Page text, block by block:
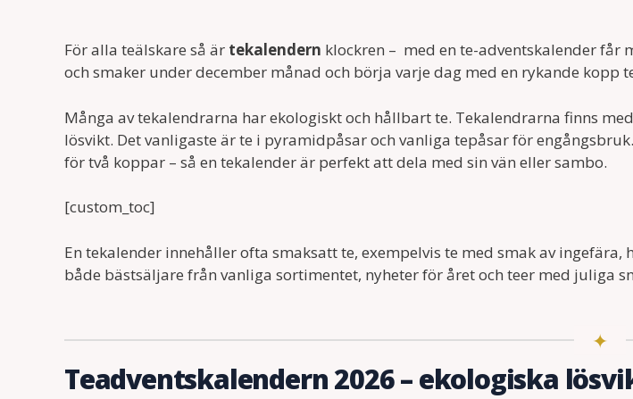
För alla teälskare så är tekalendern klockren – med en te-adventskalender får
och smaker under december månad och börja varje dag med en rykande kopp
Många av tekalendrarna har ekologiskt och hållbart te. Tekalendrarna finns
lösvikt. Det vanligaste är te i pyramidpåsar och vanliga tepåsar för
för två koppar – så en tekalender är perfekt att dela med sin vän eller sambo.
[custom_toc]
En tekalender innehåller ofta smaksatt te, exempelvis te med smak av
både bästsäljare från vanliga sortimentet, nyheter för året och teer med juliga
Teadventskalendern 2026 – ekologiska